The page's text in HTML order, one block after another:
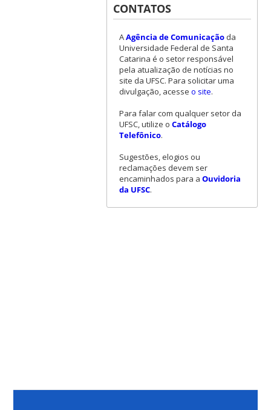
CONTATOS
AAgência de Comunicaçãoda
Universidade Federal de Santa
Catarina é o setor responsável
pela atualização de notícias no
site da UFSC. Para solicitar uma
divulgação, acesse o site.
Para falar com qualquer setor da
UFSC, utilize o Catálogo
Telefônico.
Sugestões, elogios ou
reclamações devem ser
encaminhados para a Ouvidoria
da UFSC.